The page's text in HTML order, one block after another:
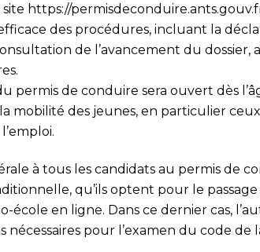
https://
des procédures, incluant la
de l’avancement du dossier,
permis de conduire sera ouvert dès
mobilité des jeunes, en particulier
à tous les candidats au permis de
qu’ils optent pour le passage
en ligne. Dans ce dernier cas,
pour l’examen du code de